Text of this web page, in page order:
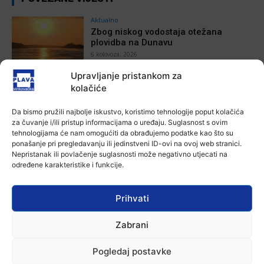
Upravljanje pristankom za
kolačiće
Da bismo pružili najbolje iskustvo, koristimo tehnologije poput kolačića
za čuvanje i/ili pristup informacijama o uređaju. Suglasnost s ovim
tehnologijama će nam omogućiti da obrađujemo podatke kao što su
ponašanje pri pregledavanju ili jedinstveni ID-ovi na ovoj web stranici.
Nepristanak ili povlačenje suglasnosti može negativno utjecati na
određene karakteristike i funkcije.
Prihvati
Zabrani
Pogledaj postavke
Aktualno
Zbog niskog vodostaja otežana
plovidba na Dunavu
6 kolovoza, 2026
Aktualno
povijesna fikcija najtraženiji su
žanrovi ovoga ljeta u vinkovačkoj
knjižnici
6 kolovoza, 2026
Aktualno
Iz Vinkovačkog vodovoda i
6 kolovoza, 2026
Aktualno
6 kolovoza, 2026